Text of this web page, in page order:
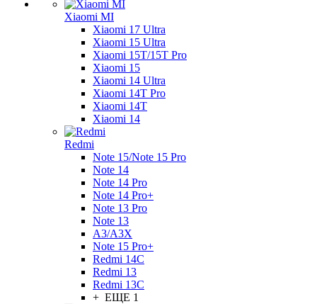
Xiaomi MI
Xiaomi 17 Ultra
Xiaomi 15 Ultra
Xiaomi 15T/15T Pro
Xiaomi 15
Xiaomi 14 Ultra
Xiaomi 14T Pro
Xiaomi 14T
Xiaomi 14
Redmi
Note 15/Note 15 Pro
Note 14
Note 14 Pro
Note 14 Pro+
Note 13 Pro
Note 13
A3/A3X
Note 15 Pro+
Redmi 14C
Redmi 13
Redmi 13C
+ ЕЩЕ 1